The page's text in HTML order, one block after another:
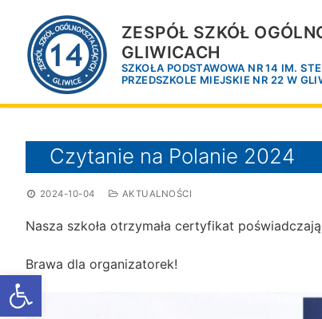
Otwórz pasek narzędzi
treści
ZESPÓŁ SZKÓŁ
GLIWICACH
SZKOŁA PODSTAWOWA NR 14 IM.
PRZEDSZKOLE MIEJSKIE NR 22 W
Czytanie na Polanie 2024
2024-10-04 AKTUALNOŚCI
Nasza szkoła otrzymała certyfikat
Brawa dla organizatorek!